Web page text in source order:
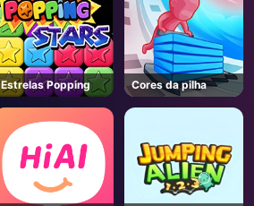
Estrelas Popping Cores da pilha